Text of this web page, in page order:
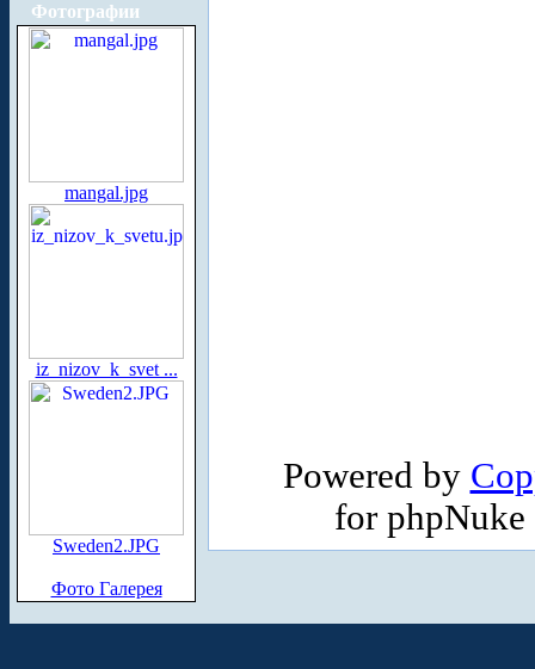
Фотографии
mangal.jpg
iz_nizov_k_svet ...
Sweden2.JPG
Фото Галерея
Powered by
for